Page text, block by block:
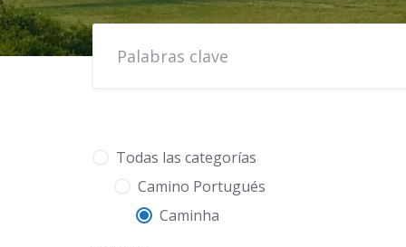
Todas las categorías
Camino Portugués
Caminha